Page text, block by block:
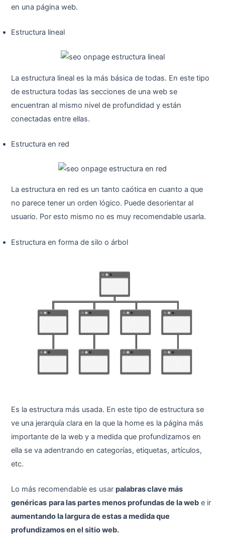
en una página web.
Estructura lineal
La estructura lineal es la más básica de todas. En este tipo
de estructura todas las secciones de una web se
encuentran al mismo nivel de profundidad y están
conectadas entre ellas.
Estructura en red
La estructura en red es un tanto caótica en cuanto a que
no parece tener un orden lógico. Puede desorientar al
usuario. Por esto mismo no es muy recomendable usarla.
Estructura en forma de silo o árbol
Es la estructura más usada. En este tipo de estructura se
ve una jerarquía clara en la que la home es la página más
importante de la web y a medida que profundizamos en
ella se va adentrando en categorías, etiquetas, artículos,
etc.
Lo más recomendable es usarpalabras clave más
genéricas para las partes menos profundas de la web e ir
aumentando la largura de estas a medida que
profundizamos en el sitio web.